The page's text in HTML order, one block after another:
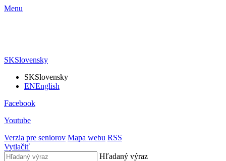
Menu
SKSlovensky
SKSlovensky
ENEnglish
Facebook
Youtube
Verzia pre seniorov Mapa webu RSS
Vytlačiť
Hľadaný výraz